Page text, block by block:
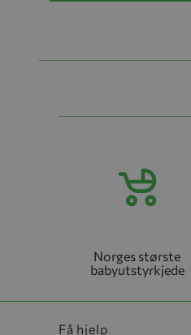
Norges største
babyutstyrkjede
Få hjelp